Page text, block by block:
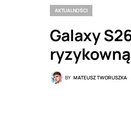
AKTUALNOŚCI
Galaxy
BY MATEUSZ TWORUSZKA